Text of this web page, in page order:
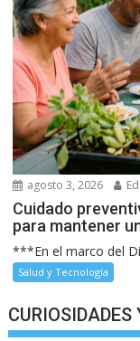
agosto 3, 2026
Cuidado
para mantener
***En el marco del
Salud y Tecnología